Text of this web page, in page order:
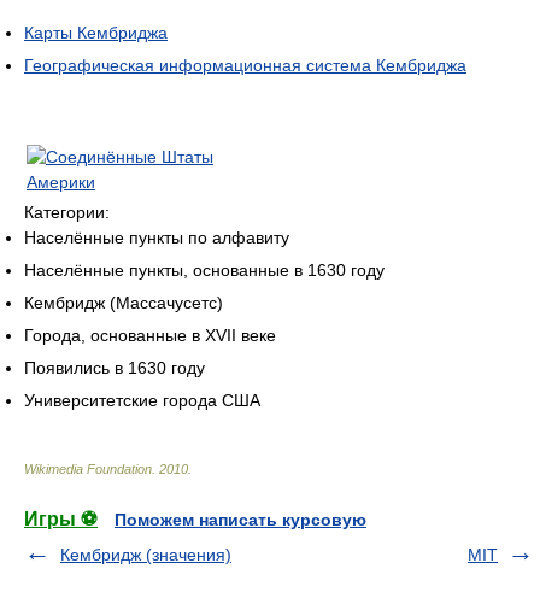
Карты Кембриджа
Географическая информационная система Кембриджа
Категории:
Населённые пункты по алфавиту
Населённые пункты, основанные в 1630 году
Кембридж (Массачусетс)
Города, основанные в XVII веке
Появились в 1630 году
Университетские города США
Wikimedia Foundation 2010
Игры ⚽
Поможем написать курсовую
Кембридж (значения)
MIT